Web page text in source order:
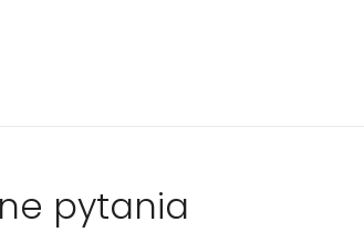
pytania